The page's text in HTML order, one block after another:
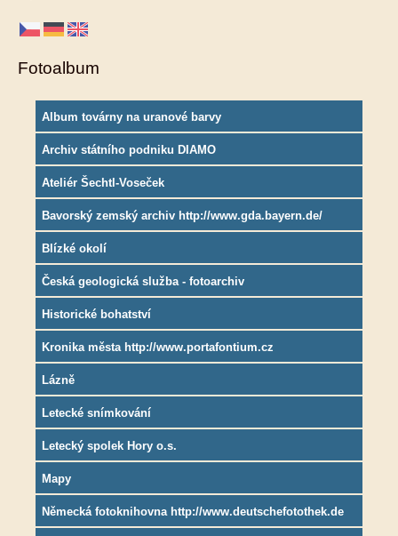
Fotoalbum
Album továrny na uranové barvy
Archiv státního podniku DIAMO
Ateliér Šechtl-Voseček
Bavorský zemský archiv http://www.gda.bayern.de/
Blízké okolí
Česká geologická služba - fotoarchiv
Historické bohatství
Kronika města http://www.portafontium.cz
Lázně
Letecké snímkování
Letecký spolek Hory o.s.
Mapy
Německá fotoknihovna http://www.deutschefotothek.de